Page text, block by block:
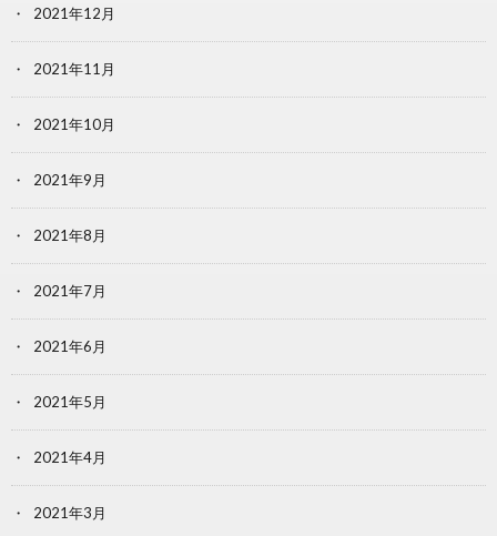
2021年12月
2021年11月
2021年10月
2021年9月
2021年8月
2021年7月
2021年6月
2021年5月
2021年4月
2021年3月